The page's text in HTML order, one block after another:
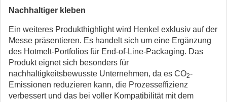
Nachhaltiger kleben
Ein weiteres Produkthighlight wird Henkel exklusiv auf der
Messe präsentieren. Es handelt sich um eine Ergänzung
des Hotmelt-Portfolios für End-of-Line-Packaging. Das
Produkt eignet sich besonders für
nachhaltigkeitsbewusste Unternehmen, da es CO2-
Emissionen reduzieren kann, die Prozesseffizienz
verbessert und das bei voller Kompatibilität mit dem